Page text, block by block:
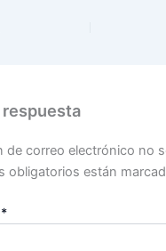
respuesta
de correo electrónico no
obligatorios están
*